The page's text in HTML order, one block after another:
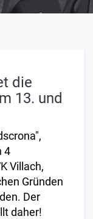
die
13. und
4
Villach,
Gründen
Der
daher!